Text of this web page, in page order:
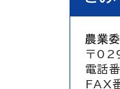
農業
〒
電話番
FAX